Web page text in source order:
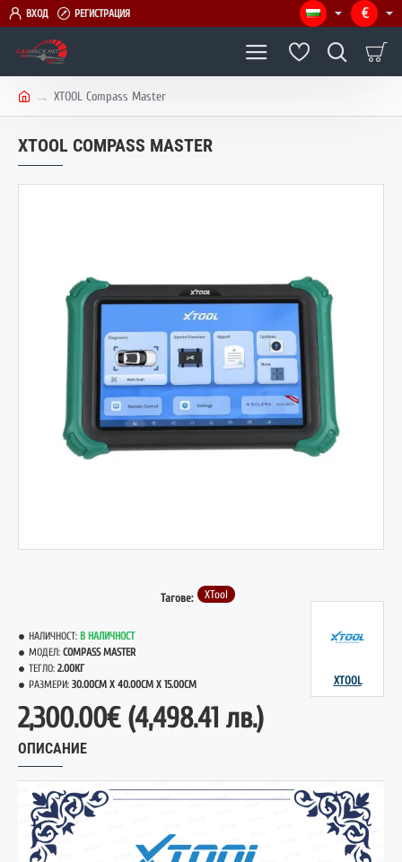
ВХОД РЕГИСТРАЦИЯ €
m
e
XTOOL Compass Master
XTOOL COMPASS MASTER
Тагове: XTool
НАЛИЧНОСТ: В НАЛИЧНОСТ
МОДЕЛ: COMPASS MASTER
ТЕГЛО: 2.00КГ
РАЗМЕРИ: 30.00CM X 40.00CM X 15.00CM XTOOL
2,300.00€ (4,498.41 лв.)
ОПИСАНИЕ